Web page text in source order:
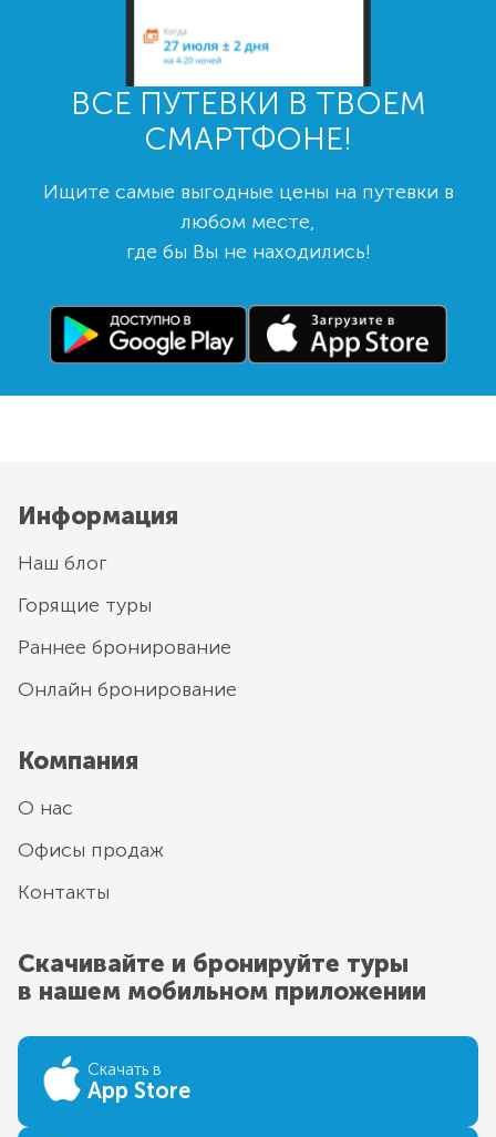
ВСЕ ПУТЕВКИ В ТВОЕМ
СМАРТФОНЕ!
Ищите самые выгодные цены на путевки в
любом месте,
где бы Вы не находились!
Информация
Наш блог
Горящие туры
Раннее бронирование
Онлайн бронирование
Компания
О нас
Офисы продаж
Контакты
Скачивайте и бронируйте туры
в нашем мобильном приложении
Скачать в
App Store